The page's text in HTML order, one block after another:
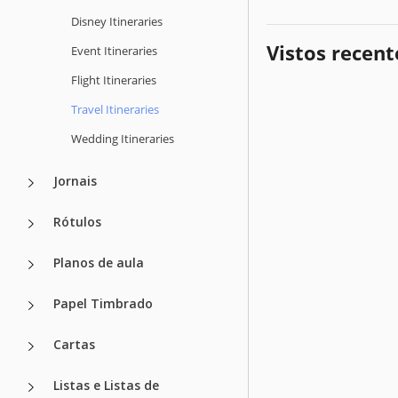
Disney Itineraries
Event Itineraries
Flight Itineraries
Travel Itineraries
Wedding Itineraries
Jornais
Rótulos
Planos de aula
Papel Timbrado
Cartas
Listas e Listas de
Vistos